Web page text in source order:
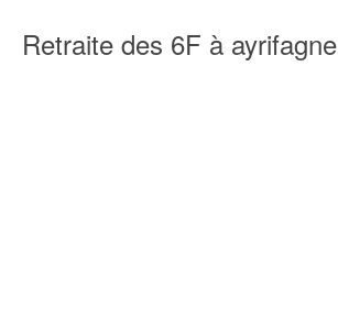
Retraite des 6F à ayrifagne